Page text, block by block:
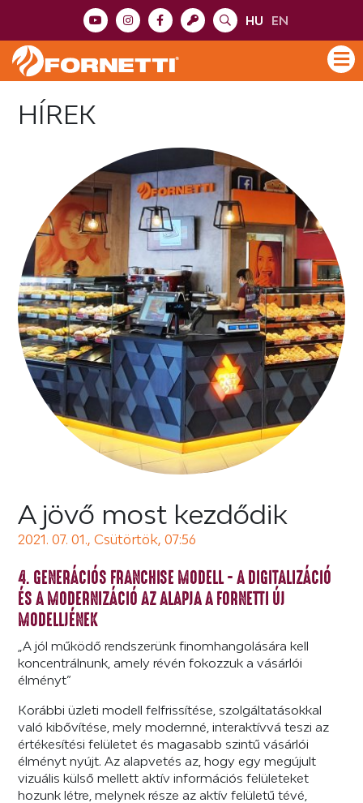
HU EN
HÍREK
A jövő most kezdődik
2021. 07. 01., Csütörtök, 07:56
4. GENERÁCIÓS FRANCHISE MODELL - A DIGITALIZÁCIÓ
ÉS A MODERNIZÁCIÓ AZ ALAPJA A FORNETTI ÚJ
MODELLJÉNEK
„A jól működő rendszerünk finomhangolására kell
koncentrálnunk, amely révén fokozzuk a vásárlói
élményt”
Korábbi üzleti modell felfrissítése, szolgáltatásokkal
való kibővítése, mely modernné, interaktívvá teszi az
értékesítési felületet és magasabb szintű vásárlói
élményt nyújt. Az alapvetés az, hogy egy megújult
vizuális külső mellett aktív információs felületeket
hozunk létre, melynek része az aktív felületű tévé,